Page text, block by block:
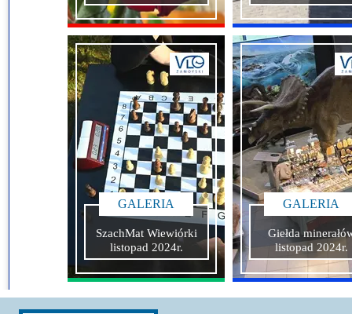
GALERIA
Giełda
listopad 2024r.
GALERIA
SzachMat Wiewiórki
listopad 2024r.